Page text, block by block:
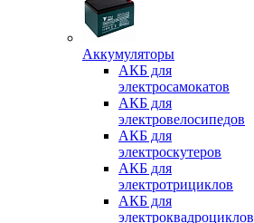
Аккумуляторы
АКБ для
электросамокатов
АКБ для
электровелосипедов
АКБ для
электроскутеров
АКБ для
электротрициклов
АКБ для
электроквадроциклов